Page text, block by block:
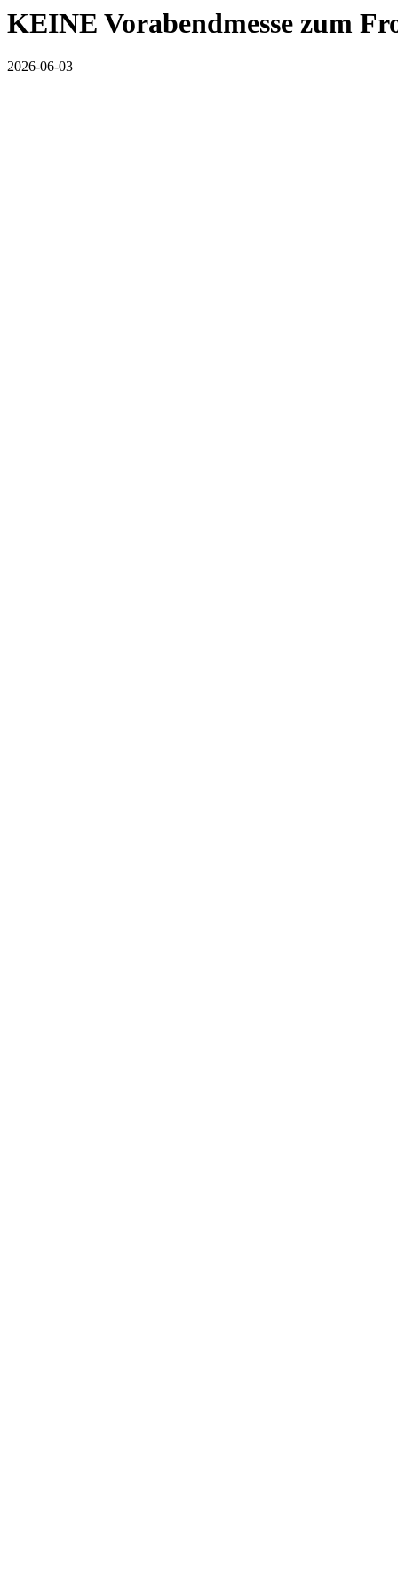
KEINE Vorabendmesse zum
2026-06-03